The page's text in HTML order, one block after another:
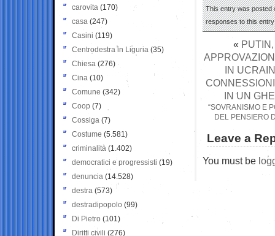
This entry was posted
responses to this
«
IN
IN UN
“SOVRANISMO E
DEL PENSIERO
Leave a
You must be
carovita (170)
casa (247)
Casini (119)
Centrodestra in Liguria (35)
Chiesa (276)
Cina (10)
Comune (342)
Coop (7)
Cossiga (7)
Costume (5.581)
criminalità (1.402)
democratici e progressisti (19)
denuncia (14.528)
destra (573)
destradipopolo (99)
Di Pietro (101)
Diritti civili (276)